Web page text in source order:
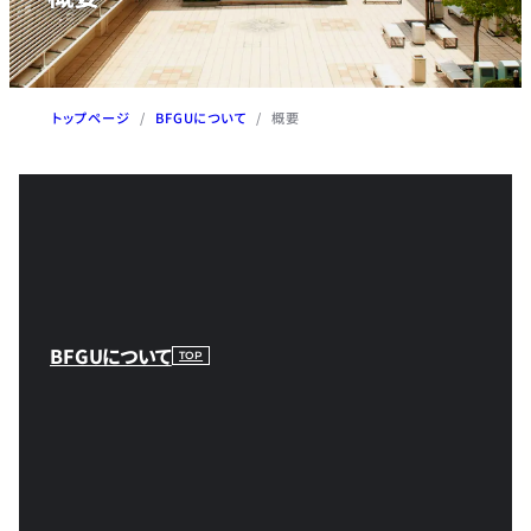
トップページ / BFGUについて / 概要
BFGUについて TOP